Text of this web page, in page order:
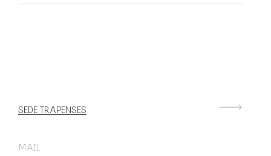
SEDE TRAPENSES
MAIL